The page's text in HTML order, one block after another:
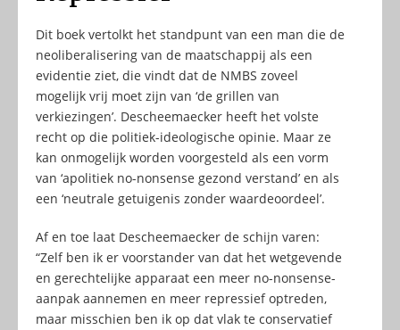
Dit boek vertolkt het standpunt van een man die de
neoliberalisering van de maatschappij als een
evidentie ziet, die vindt dat de NMBS zoveel
mogelijk vrij moet zijn van ‘de grillen van
verkiezingen’. Descheemaecker heeft het volste
recht op die politiek-ideologische opinie. Maar ze
kan onmogelijk worden voorgesteld als een vorm
van ‘apolitiek no-nonsense gezond verstand’ en als
een ‘neutrale getuigenis zonder waardeoordeel’.
Af en toe laat Descheemaecker de schijn varen:
“Zelf ben ik er voorstander van dat het wetgevende
en gerechtelijke apparaat een meer no-nonsense-
aanpak aannemen en meer repressief optreden,
maar misschien ben ik op dat vlak te conservatief